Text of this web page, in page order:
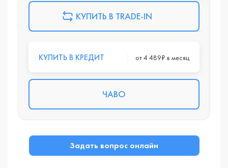
КУПИТЬ В TRADE-IN
КУПИТЬ В КРЕДИТ от 4 489₽ в месяц
ЧАВО
Задать вопрос онлайн